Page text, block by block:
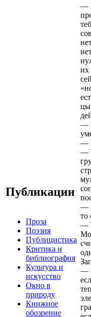
Публикации
Проза
Поэзия
Публицистика
Критика и
библиография
Культура и
искусство
Окно в
природу
Книжное
обозрение
—
их
—
—
—
—
то
—
—